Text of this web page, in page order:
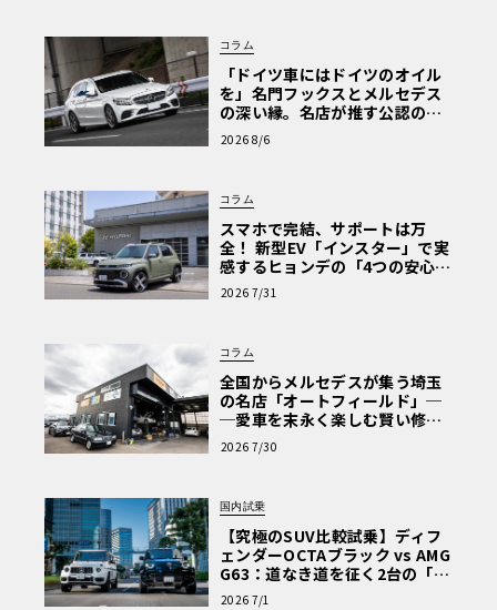
注目のワールドプレミアは、2027年3月頃と予想されてい
る。車両価格については、内容の進化に伴い、現行モデル
から15万円程度のアップが見込まれる。市場での主なライ
バルはホンダ「ヴェゼル」や日産「キックス」となるが、
特にキックスは間もなく新型の登場が予定されている。新
スと、新型キックスによる「ガチンコ対決」は必至だ。デ
ザイン、走り、そして燃費を大きくブラッシュアップする
次期ヤリスクロスから、今後も目が離せない。
【画像4枚】トヨタの人気車種「ヤリスクロス」の次期モデ
コラム
「ドイツ車にはドイツのオイル
を」名門フックスとメルセデス
の深い縁。名店が推す公認の安
心と、Cクラスで味わうシルキー
な走り〈PR〉
2026 8/6
コラム
スマホで完結、サポートは万
全！ 新型EV「インスター」で実
感するヒョンデの「4つの安心」
【第1回・ヒョンデ6つの疑問：
Why? Hyundai?】〈PR〉
2026 7/31
コラム
全国からメルセデスが集う埼玉
の名店「オートフィールド」─
─愛車を末永く楽しむ賢い修理
術と、プロがフックス製オイル
を選ぶ理由〈PR〉
2026 7/30
国内試乗
【究極のSUV比較試乗】ディフ
ェンダーOCTAブラック vs AMG
G63：道なき道を征く2台の「対
極的アプローチ」
2026 7/1